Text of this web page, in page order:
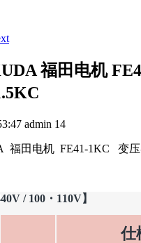
福田电机
admin 14
福田电机 FE41-1KC 变
/ 100・110V】
仕